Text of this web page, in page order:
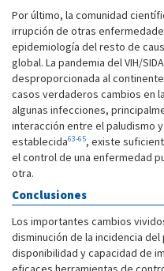
Por último, la comunidad
irrupción de otras
epidemiología del resto de
global. La pandemia del VIH/
desproporcionada al
casos verdaderos cambios en
algunas infecciones,
interacción entre el paludismo
establecida63-65, existe
el control de una enfermedad
otra.
Conclusiones
Los importantes cambios
disminución de la incidencia
disponibilidad y capacidad de